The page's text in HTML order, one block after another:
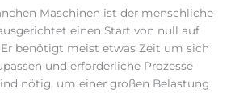
Maschinen ist der menschliche
einen Start von null auf
benötigt meist etwas Zeit um sich
und erforderliche Prozesse
nötig, um einer großen Belastung